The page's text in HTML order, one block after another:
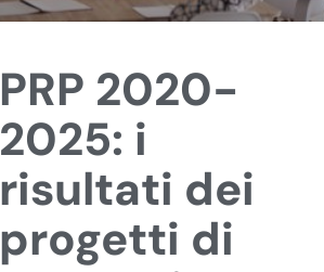
PRP 2020-
2025: i
risultati dei
progetti di